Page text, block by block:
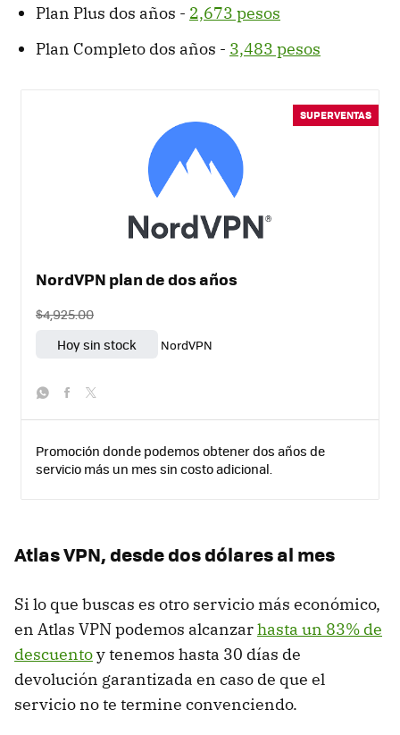
Plan Plus dos años - 2,673 pesos
Plan Completo dos años - 3,483 pesos
SUPERVENTAS
NordVPN plan de dos años
$4,925.00
Hoy sin stock
NordVPN
whatsapp
facebook
twitter
Promoción donde podemos obtener dos años de
servicio más un mes sin costo adicional.
Atlas VPN, desde dos dólares al mes
Si lo que buscas es otro servicio más económico,
en Atlas VPN podemos alcanzarhasta un 83% de
descuentoy tenemos hasta 30 días de
devolución garantizada en caso de que el
servicio no te termine convenciendo.